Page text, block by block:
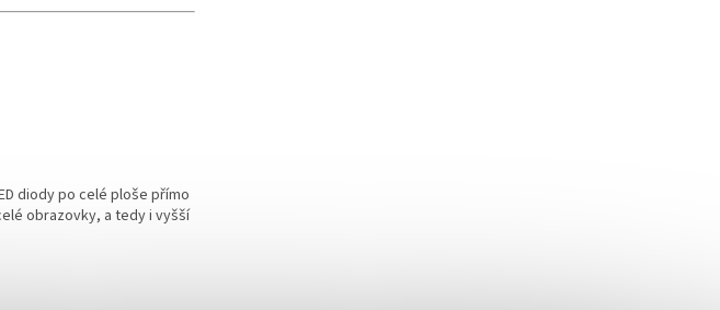
diody po celé ploše přímo
obrazovky, a tedy i vyšší